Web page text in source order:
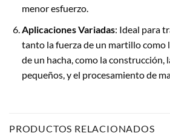
menor esfuerzo.
Aplicaciones Variadas: Ideal para
tanto la fuerza de un martillo como
de un hacha, como la construcción,
pequeños, y el procesamiento de
PRODUCTOS RELACIONADOS